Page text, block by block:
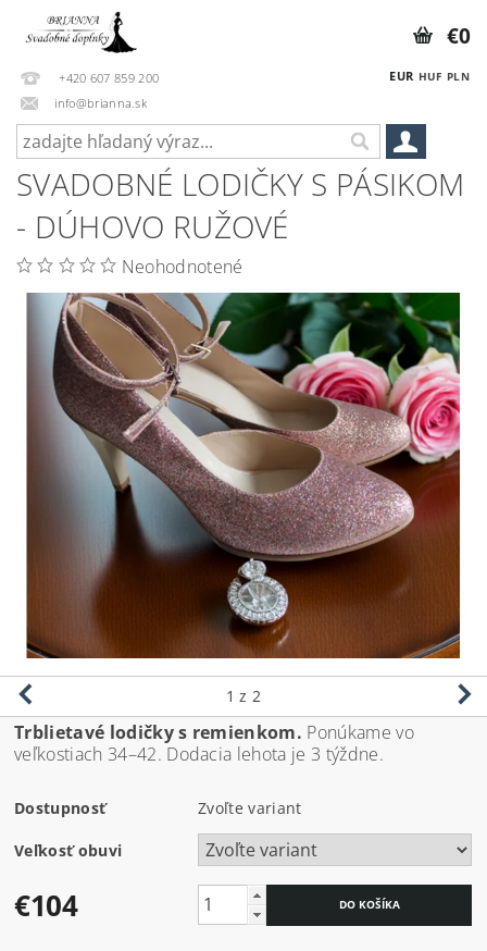
+420 607 859 200
info@brianna.sk
EUR HUF PLN
€0
SVADOBNÉ LODIČKY S PÁSIKOM
- DÚHOVO RUŽOVÉ
Neohodnotené
1 z 2
Trblietavé lodičky s remienkom. Ponúkame vo
veľkostiach 34–42. Dodacia lehota je 3 týždne.
Dostupnosť Zvoľte variant
Veľkosť obuvi
€104